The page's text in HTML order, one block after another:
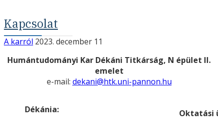
Kapcsolat
A karról 2023. december 11
Humántudományi Kar Dékáni Titkárság, N épület II.
emelet
e-mail: dekani@htk.uni-pannon.hu
Dékánia:
Oktatási